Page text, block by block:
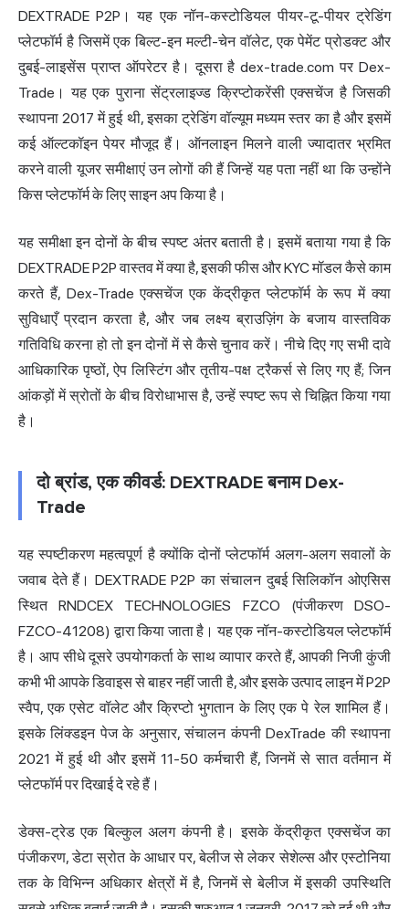
DEXTRADE P2P। यह एक नॉन-कस्टोडियल पीयर-टू-पीयर ट्रेडिंग
प्लेटफॉर्म है जिसमें एक बिल्ट-इन मल्टी-चेन वॉलेट, एक पेमेंट प्रोडक्ट और
दुबई-लाइसेंस प्राप्त ऑपरेटर है। दूसरा है dex-trade.com पर Dex-
Trade। यह एक पुराना सेंट्रलाइज्ड क्रिप्टोकरेंसी एक्सचेंज है जिसकी
स्थापना 2017 में हुई थी, इसका ट्रेडिंग वॉल्यूम मध्यम स्तर का है और इसमें
कई ऑल्टकॉइन पेयर मौजूद हैं। ऑनलाइन मिलने वाली ज्यादातर भ्रमित
करने वाली यूजर समीक्षाएं उन लोगों की हैं जिन्हें यह पता नहीं था कि उन्होंने
किस प्लेटफॉर्म के लिए साइन अप किया है।
यह समीक्षा इन दोनों के बीच स्पष्ट अंतर बताती है। इसमें बताया गया है कि
DEXTRADE P2P वास्तव में क्या है, इसकी फीस और KYC मॉडल कैसे काम
करते हैं, Dex-Trade एक्सचेंज एक केंद्रीकृत प्लेटफॉर्म के रूप में क्या
सुविधाएँ प्रदान करता है, और जब लक्ष्य ब्राउज़िंग के बजाय वास्तविक
गतिविधि करना हो तो इन दोनों में से कैसे चुनाव करें। नीचे दिए गए सभी दावे
आधिकारिक पृष्ठों, ऐप लिस्टिंग और तृतीय-पक्ष ट्रैकर्स से लिए गए हैं; जिन
आंकड़ों में स्रोतों के बीच विरोधाभास है, उन्हें स्पष्ट रूप से चिह्नित किया गया
है।
दो ब्रांड, एक कीवर्ड: DEXTRADE बनाम Dex-
Trade
यह स्पष्टीकरण महत्वपूर्ण है क्योंकि दोनों प्लेटफॉर्म अलग-अलग सवालों के
जवाब देते हैं। DEXTRADE P2P का संचालन दुबई सिलिकॉन ओएसिस
स्थित RNDCEX TECHNOLOGIES FZCO (पंजीकरण DSO-
FZCO-41208) द्वारा किया जाता है। यह एक नॉन-कस्टोडियल प्लेटफॉर्म
है। आप सीधे दूसरे उपयोगकर्ता के साथ व्यापार करते हैं, आपकी निजी कुंजी
कभी भी आपके डिवाइस से बाहर नहीं जाती है, और इसके उत्पाद लाइन में P2P
स्वैप, एक एसेट वॉलेट और क्रिप्टो भुगतान के लिए एक पे रेल शामिल हैं।
इसके लिंक्डइन पेज के अनुसार, संचालन कंपनी DexTrade की स्थापना
2021 में हुई थी और इसमें 11-50 कर्मचारी हैं, जिनमें से सात वर्तमान में
प्लेटफॉर्म पर दिखाई दे रहे हैं।
डेक्स-ट्रेड एक बिल्कुल अलग कंपनी है। इसके केंद्रीकृत एक्सचेंज का
पंजीकरण, डेटा स्रोत के आधार पर, बेलीज से लेकर सेशेल्स और एस्टोनिया
तक के विभिन्न अधिकार क्षेत्रों में है, जिनमें से बेलीज में इसकी उपस्थिति